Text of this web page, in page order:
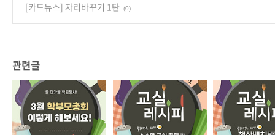
[카드뉴스] 자리바꾸기 1탄 (0)
관련글